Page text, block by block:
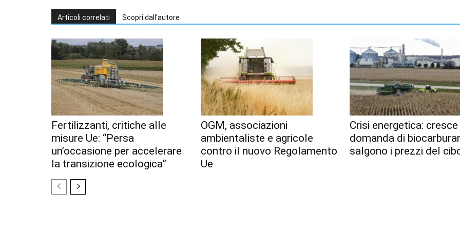
Articoli correlati Scopri dall'autore
Fertilizzanti, critiche alle
misure Ue: “Persa
un’occasione per accelerare
la transizione ecologica”
OGM, associazioni
ambientaliste e agricole
contro il nuovo Regolamento
Ue
Crisi energetica: cresce
domanda di
salgono i prezzi del